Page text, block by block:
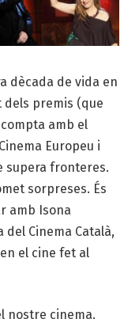
dècada de vida en
dels premis (que
amb el
Europeu i
supera fronteres.
sorpreses. És
amb Isona
del Cinema Català,
el cine fet al
nostre cinema.